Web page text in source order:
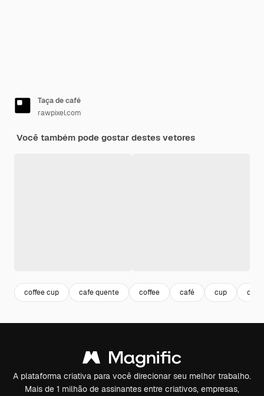
Taça de café
rawpixel.com
Você também pode gostar destes vetores
coffee cup cafe quente coffee café cup copo
A plataforma criativa para você direcionar seu melhor trabalho.
Mais de 1 milhão de assinantes entre criativos, empresas,